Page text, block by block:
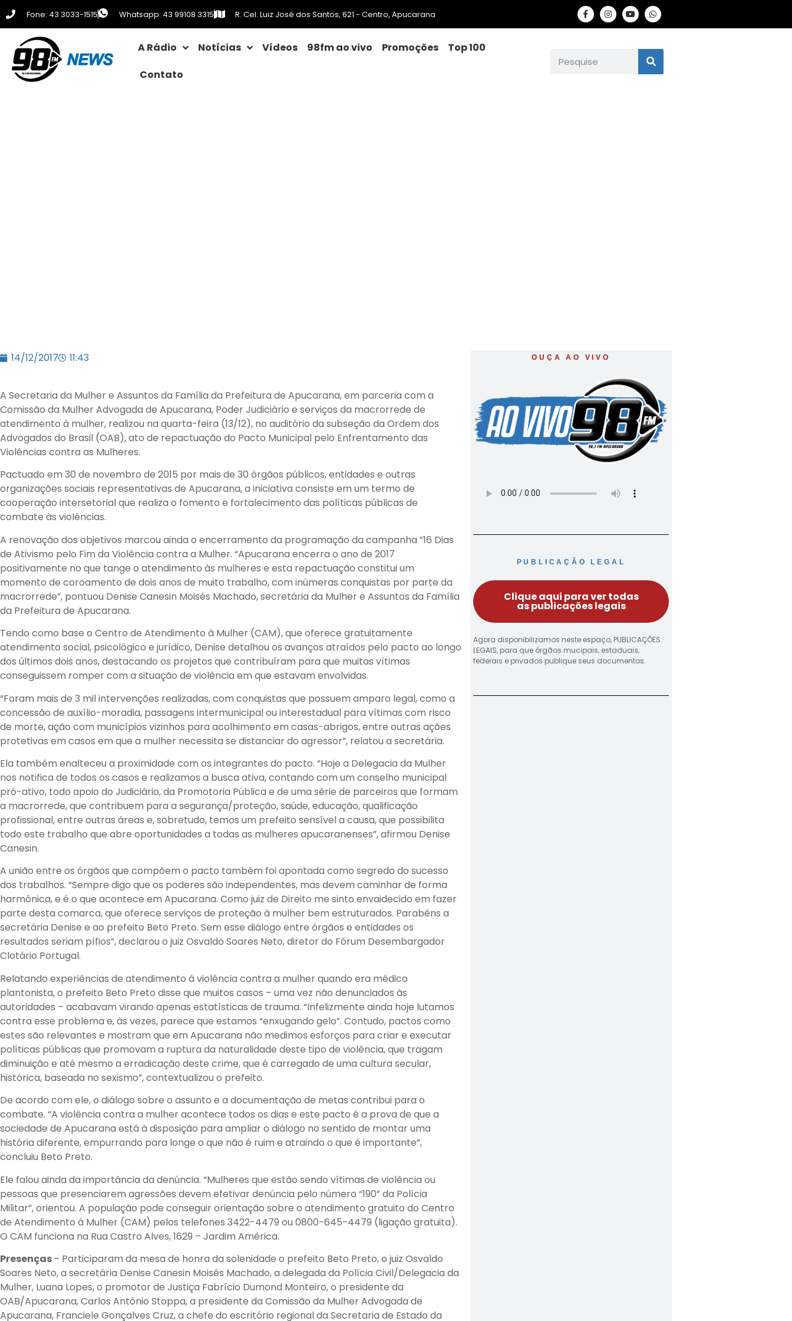
Fone: 43 3033-1515 Whatsapp: 43 99108 3315 R. Cel. Luiz José dos Santos, 621 - Centro, Apucarana
A Rádio Notícias Vídeos 98fm ao vivo Promoções
Top 100
Contato
14/12/2017 11:43
A Secretaria da Mulher e Assuntos da Família da Prefeitura de Apucarana, em parceria com a
Comissão da Mulher Advogada de Apucarana, Poder Judiciário e serviços da macrorrede de
atendimento à mulher, realizou na quarta-feira (13/12), no auditório da subseção da Ordem dos
Advogados do Brasil (OAB), ato de repactuação do Pacto Municipal pelo Enfrentamento das
Violências contra as Mulheres.
Pactuado em 30 de novembro de 2015 por mais de 30 órgãos públicos, entidades e outras
organizações sociais representativas de Apucarana, a iniciativa consiste em um termo de
cooperação intersetorial que realiza o fomento e fortalecimento das políticas públicas de
combate às violências.
A renovação dos objetivos marcou ainda o encerramento da programação da campanha “16 Dias
de Ativismo pelo Fim da Violência contra a Mulher. “Apucarana encerra o ano de 2017
positivamente no que tange o atendimento às mulheres e esta repactuação constitui um
momento de coroamento de dois anos de muito trabalho, com inúmeras conquistas por parte da
macrorrede”, pontuou Denise Canesin Moisés Machado, secretária da Mulher e Assuntos da Família
da Prefeitura de Apucarana.
Tendo como base o Centro de Atendimento à Mulher (CAM), que oferece gratuitamente
atendimento social, psicológico e jurídico, Denise detalhou os avanços atraídos pelo pacto ao longo
dos últimos dois anos, destacando os projetos que contribuíram para que muitas vítimas
conseguissem romper com a situação de violência em que estavam envolvidas.
“Foram mais de 3 mil intervenções realizadas, com conquistas que possuem amparo legal, como a
concessão de auxílio-moradia, passagens intermunicipal ou interestadual para vítimas com risco
de morte, ação com municípios vizinhos para acolhimento em casas-abrigos, entre outras ações
protetivas em casos em que a mulher necessita se distanciar do agressor”, relatou a secretária.
Ela também enalteceu a proximidade com os integrantes do pacto. “Hoje a Delegacia da Mulher
nos notifica de todos os casos e realizamos a busca ativa, contando com um conselho municipal
pró-ativo, todo apoio do Judiciário, da Promotoria Pública e de uma série de parceiros que formam
a macrorrede, que contribuem para a segurança/proteção, saúde, educação, qualificação
profissional, entre outras áreas e, sobretudo, temos um prefeito sensível a causa, que possibilita
todo este trabalho que abre oportunidades a todas as mulheres apucaranenses”, afirmou Denise
Canesin.
A união entre os órgãos que compõem o pacto também foi apontada como segredo do sucesso
dos trabalhos. “Sempre digo que os poderes são independentes, mas devem caminhar de forma
harmônica, e é o que acontece em Apucarana. Como juiz de Direito me sinto envaidecido em fazer
parte desta comarca, que oferece serviços de proteção à mulher bem estruturados. Parabéns a
secretária Denise e ao prefeito Beto Preto. Sem esse diálogo entre órgãos e entidades os
resultados seriam pífios”, declarou o juiz Osvaldo Soares Neto, diretor do Fórum Desembargador
Clotário Portugal.
Relatando experiências de atendimento à violência contra a mulher quando era médico
plantonista, o prefeito Beto Preto disse que muitos casos – uma vez não denunciados às
autoridades – acabavam virando apenas estatísticas de trauma. “Infelizmente ainda hoje lutamos
contra esse problema e, às vezes, parece que estamos “enxugando gelo”. Contudo, pactos como
estes são relevantes e mostram que em Apucarana não medimos esforços para criar e executar
políticas públicas que promovam a ruptura da naturalidade deste tipo de violência, que tragam
diminuição e até mesmo a erradicação deste crime, que é carregado de uma cultura secular,
histórica, baseada no sexismo”, contextualizou o prefeito.
De acordo com ele, o diálogo sobre o assunto e a documentação de metas contribui para o
combate. “A violência contra a mulher acontece todos os dias e este pacto é a prova de que a
sociedade de Apucarana está à disposição para ampliar o diálogo no sentido de montar uma
história diferente, empurrando para longe o que não é ruim e atraindo o que é importante”,
concluiu Beto Preto.
Ele falou ainda da importância da denúncia. “Mulheres que estão sendo vítimas de violência ou
pessoas que presenciarem agressões devem efetivar denúncia pelo número “190” da Polícia
Militar”, orientou. A população pode conseguir orientação sobre o atendimento gratuito do Centro
de Atendimento à Mulher (CAM) pelos telefones 3422-4479 ou 0800-645-4479 (ligação gratuita).
O CAM funciona na Rua Castro Alves, 1629 – Jardim América.
Presenças– Participaram da mesa de honra da solenidade o prefeito Beto Preto, o juiz Osvaldo
Soares Neto, a secretária Denise Canesin Moisés Machado, a delegada da Polícia Civil/Delegacia da
Mulher, Luana Lopes, o promotor de Justiça Fabrício Dumond Monteiro, o presidente da
OAB/Apucarana, Carlos Antônio Stoppa, a presidente da Comissão da Mulher Advogada de
Apucarana, Franciele Gonçalves Cruz, a chefe do escritório regional da Secretaria de Estado da
OUÇA AO VIVO
PUBLICAÇÃO LEGAL
Clique aqui para ver todas
as publicações legais
Agora disponibilizamos neste espaço, PUBLICAÇÕES
LEGAIS, para que órgãos mucipais, estaduais,
federais e privados publique seus documentos.